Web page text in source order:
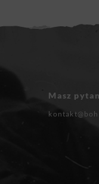
Masz